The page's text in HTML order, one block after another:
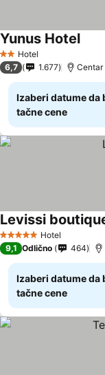
2 Zvezdice
Hotel
Yunus Hotel
6,7 1.677 Centar
Izaberi datume da
tačne cene
5 ZvezdiceHotel
Levissi
9,1 Odlično 464
Izaberi datume da
tačne cene